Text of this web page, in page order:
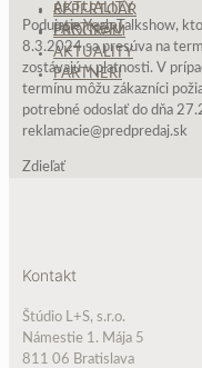
REPERTOÁR
PROGRAM
AKTUALITY
PARTNERI
AKTUALITY
PARTNERI
Podujatie Yeah Talkshow,
8.3.2024 sa presúva na
zostávajú v platnosti. V
termínu môžu zákazníci
potrebné odoslať do dňa
reklamacie@predpredaj.sk
Zdieľať
Kontakt
Štúdio L+S, s.r.o.
Námestie 1. Mája 5
811 06 Bratislava